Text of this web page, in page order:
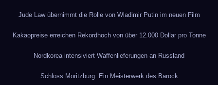
Jude Law übernimmt die Rolle von Wladimir Putin im neuen Film
Kakaopreise erreichen Rekordhoch von über 12.000 Dollar pro Tonne
Nordkorea intensiviert Waffenlieferungen an Russland
Schloss Moritzburg: Ein Meisterwerk des Barock